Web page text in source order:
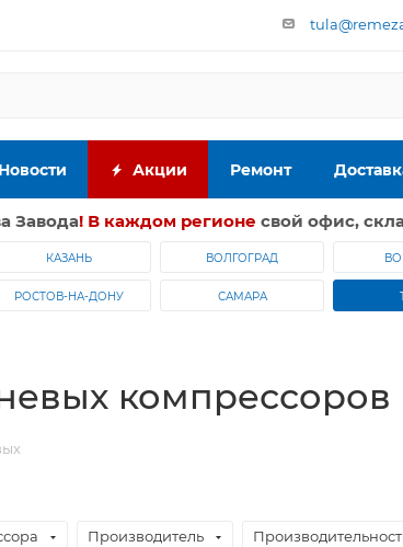
Новости Акции Ремонт
Завода! В каждом регионе свой офис,
КАЗАНЬ ВОЛГОГРАД
РОСТОВ-НА-ДОНУ САМАРА
компрессоров
Производитель